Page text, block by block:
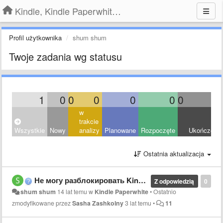
Kindle, Kindle Paperwhite, Kindle Voyage
Profil użytkownika shum shum
Twoje zadania wg statusu
1 0 0 0 0 0 0
Wszystkie Nowy
w
trakcie
analizy
Planowane Rozpoczęte Ukończony
Ostatnia aktualizacja
0
Z odpowiedzią
Не могу разблокировать Kindle Paperwhite.
shum shum 14 lat temu w Kindle Paperwhite•Ostatnio
zmodyfikowane przezSasha Zashkolny3 lat temu • 11